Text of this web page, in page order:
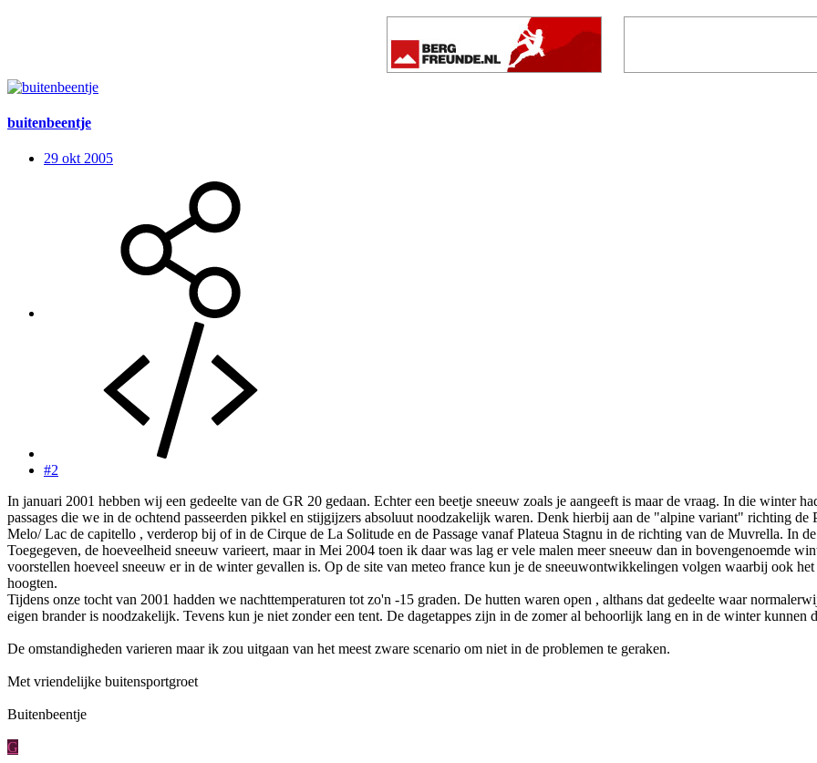
buitenbeentje
29 okt 2005
#2
In januari 2001 hebben wij een gedeelte van de GR 20 gedaan. Echter een beetje sneeuw zoals je aangeeft is maar de vraag. In die winter
passages die we in de ochtend passeerden pikkel en stijgijzers absoluut noodzakelijk waren. Denk hierbij aan de "alpine variant" richting de
Melo/ Lac de capitello , verderop bij of in de Cirque de La Solitude en de Passage vanaf Plateua Stagnu in de richting van de Muvrella. In
Toegegeven, de hoeveelheid sneeuw varieert, maar in Mei 2004 toen ik daar was lag er vele malen meer sneeuw dan in bovengenoemde
voorstellen hoeveel sneeuw er in de winter gevallen is. Op de site van meteo france kun je de sneeuwontwikkelingen volgen waarbij ook
hoogten.
Tijdens onze tocht van 2001 hadden we nachttemperaturen tot zo'n -15 graden. De hutten waren open , althans dat gedeelte waar
eigen brander is noodzakelijk. Tevens kun je niet zonder een tent. De dagetappes zijn in de zomer al behoorlijk lang en in de winter kunnen
De omstandigheden varieren maar ik zou uitgaan van het meest zware scenario om niet in de problemen te geraken.
Met vriendelijke buitensportgroet
Buitenbeentje
G